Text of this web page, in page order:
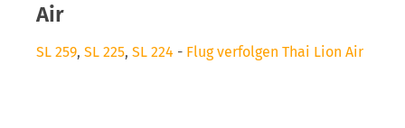
Air
SL 259, SL 225, SL 224 - Flug verfolgen Thai Lion Air